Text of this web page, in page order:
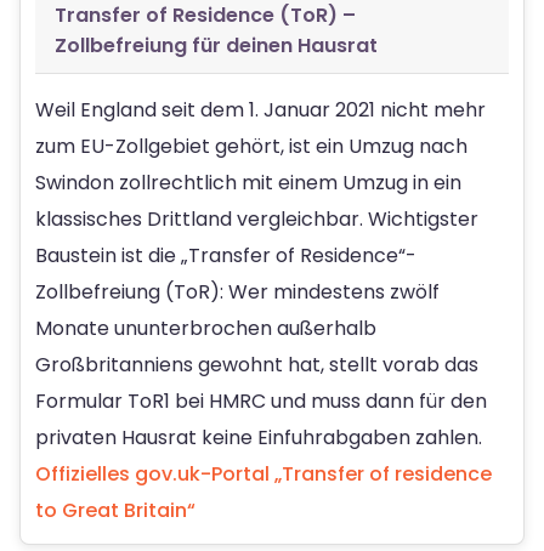
Transfer of Residence (ToR) –
Zollbefreiung für deinen Hausrat
Weil England seit dem 1. Januar 2021 nicht mehr
zum EU-Zollgebiet gehört, ist ein Umzug nach
Swindon zollrechtlich mit einem Umzug in ein
klassisches Drittland vergleichbar. Wichtigster
Baustein ist die „Transfer of Residence“-
Zollbefreiung (ToR): Wer mindestens zwölf
Monate ununterbrochen außerhalb
Großbritanniens gewohnt hat, stellt vorab das
Formular ToR1 bei HMRC und muss dann für den
privaten Hausrat keine Einfuhrabgaben zahlen.
Offizielles gov.uk-Portal „Transfer of residence
to Great Britain“